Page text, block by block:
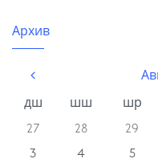
Архив
дш
шш шр
27 28 29
3
4 5